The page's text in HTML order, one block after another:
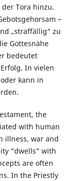
Tora hinzu.
–
„straffällig“ zu
Gottesnähe
bedeutet
In vielen
kann in
the
with human
illness, war and
“dwells” with
are often
In the Priestly